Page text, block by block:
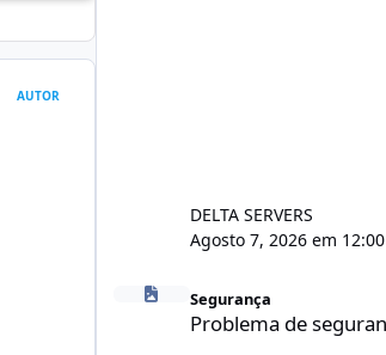
AUTOR
DELTA SERVERS
Agosto 7, 2026 em 12:00
Problema de segurança no csf
Segurança
Problema de